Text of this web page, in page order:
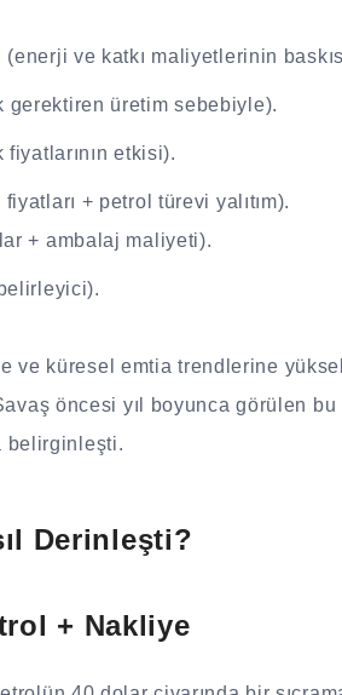
ve katkı maliyetlerinin
gerektiren üretim sebebiyle).
etkisi).
+ petrol türevi yalıtım).
+ ambalaj maliyeti).
ve küresel emtia trendlerine
öncesi yıl boyunca görülen bu
belirginleşti.
Derinleşti?
+ Nakliye